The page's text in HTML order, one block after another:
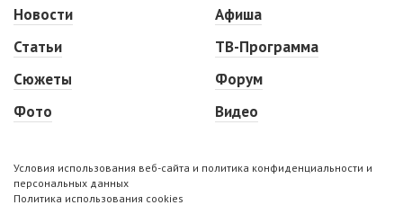
Новости
Статьи
Сюжеты
Фото
Афиша
ТВ-Программа
Форум
Видео
Условия использования веб-сайта и политика конфиденциальности и
персональных данных
Политика использования cookies